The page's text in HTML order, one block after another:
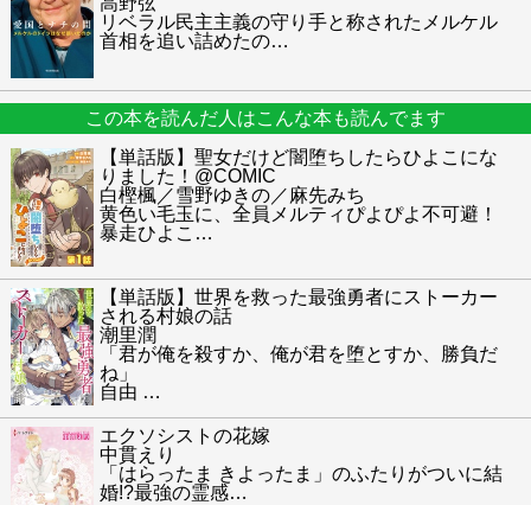
リベラル民主主義の守り手と称されたメルケル
首相を追い詰めたの…
この本を読んだ人はこんな本も読んでます
【単話版】聖女だけど闇堕ちしたらひよこにな
りました！@COMIC
白樫楓／雪野ゆきの／麻先みち
黄色い毛玉に、全員メルティぴよぴよ不可避！
暴走ひよこ …
【単話版】世界を救った最強勇者にストーカー
される村娘の話
潮里潤
「君が俺を殺すか、俺が君を堕とすか、勝負だ
ね」
自由 …
エクソシストの花嫁
中貫えり
「はらったま きよったま」のふたりがついに結
婚!?最強の霊感…